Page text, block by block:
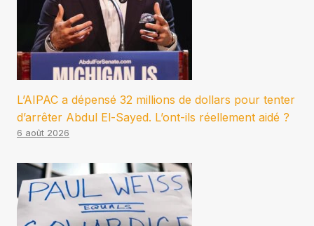
L’AIPAC a dépensé 32 millions de dollars pour tenter
d’arrêter Abdul El-Sayed. L’ont-ils réellement aidé ?
6 août 2026